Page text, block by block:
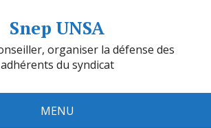
Snep UNSA
organiser la défense des
adhérents du syndicat
MENU